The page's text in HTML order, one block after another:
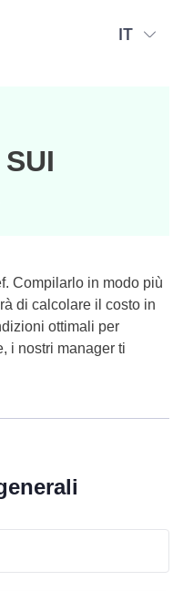
IT
Compilarlo in modo più
di calcolare il costo in
ottimali per
i nostri manager ti